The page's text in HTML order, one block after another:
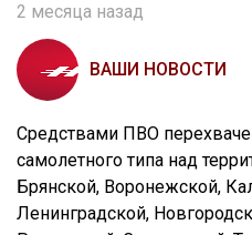
2 месяца назад
ВАШИ НОВОСТИ
Средствами ПВО
самолетного типа над
Брянской, Воронежской,
Ленинградской,